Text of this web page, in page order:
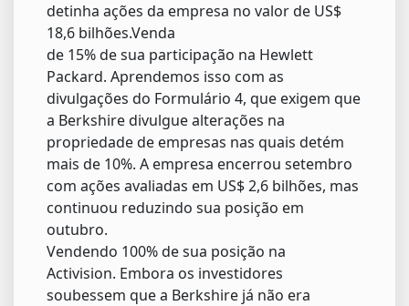
detinha ações da empresa no valor de US$
18,6 bilhões.Venda
de 15% de sua participação na Hewlett
Packard. Aprendemos isso com as
divulgações do Formulário 4, que exigem que
a Berkshire divulgue alterações na
propriedade de empresas nas quais detém
mais de 10%. A empresa encerrou setembro
com ações avaliadas em US$ 2,6 bilhões, mas
continuou reduzindo sua posição em
outubro.
Vendendo 100% de sua posição na
Activision. Embora os investidores
soubessem que a Berkshire já não era